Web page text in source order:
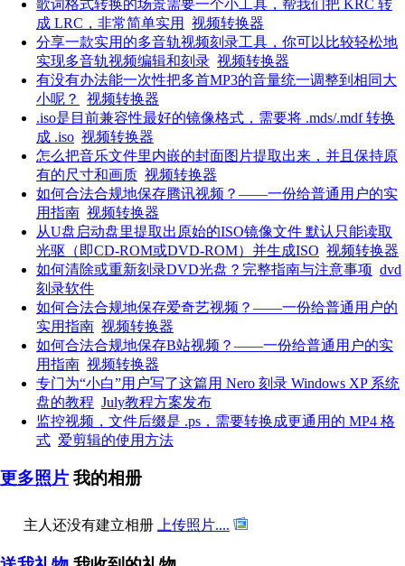
歌词格式转换的场景需要一个小工具，帮我们把 KRC 转
成 LRC，非常简单实用
视频转换器
分享一款实用的多音轨视频刻录工具，你可以比较轻松地
实现多音轨视频编辑和刻录 视频转换器
有没有办法能一次性把多首MP3的音量统一调整到相同大
小呢？
视频转换器
.iso是目前兼容性最好的镜像格式，需要将 .mds/.mdf 转换
成 .iso 视频转换器
怎么把音乐文件里内嵌的封面图片提取出来，并且保持原
有的尺寸和画质 视频转换器
如何合法合规地保存腾讯视频？——一份给普通用户的实
用指南 视频转换器
从U盘启动盘里提取出原始的ISO镜像文件 默认只能读取
光驱（即CD-ROM或DVD-ROM）并生成ISO 视频转换器
如何清除或重新刻录DVD光盘？完整指南与注意事项 dvd
刻录软件
如何合法合规地保存爱奇艺视频？——一份给普通用户的
实用指南 视频转换器
如何合法合规地保存B站视频？——一份给普通用户的实
用指南 视频转换器
专门为“小白”用户写了这篇用 Nero 刻录 Windows XP 系统
盘的教程 July教程方案发布
监控视频，文件后缀是 .ps，需要转换成更通用的 MP4 格
式 爱剪辑的使用方法
更多照片 我的相册
主人还没有建立相册 上传照片....